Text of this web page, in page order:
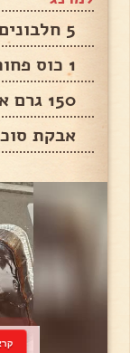
5 חלבונים
1 כוס פחות 2 כפות סוכר
150 גרם אבקת סוכר
אבקת